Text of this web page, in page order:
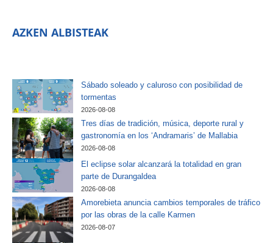
AZKEN ALBISTEAK
Sábado soleado y caluroso con posibilidad de
tormentas
2026-08-08
Tres días de tradición, música, deporte rural y
gastronomía en los ‘Andramaris’ de Mallabia
2026-08-08
El eclipse solar alcanzará la totalidad en gran
parte de Durangaldea
2026-08-08
Amorebieta anuncia cambios temporales de tráfico
por las obras de la calle Karmen
2026-08-07